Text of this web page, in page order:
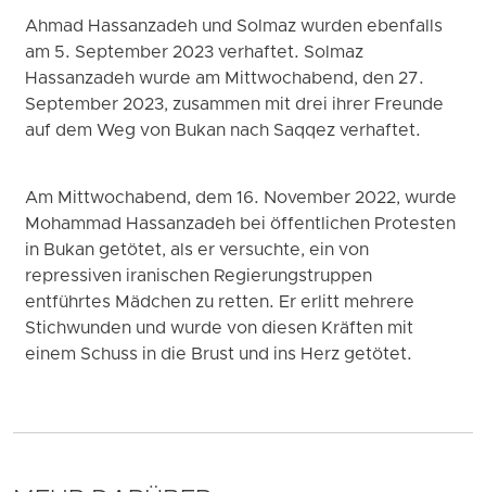
Ahmad Hassanzadeh und Solmaz wurden ebenfalls
am 5. September 2023 verhaftet. Solmaz
Hassanzadeh wurde am Mittwochabend, den 27.
September 2023, zusammen mit drei ihrer Freunde
auf dem Weg von Bukan nach Saqqez verhaftet.
Am Mittwochabend, dem 16. November 2022, wurde
Mohammad Hassanzadeh bei öffentlichen Protesten
in Bukan getötet, als er versuchte, ein von
repressiven iranischen Regierungstruppen
entführtes Mädchen zu retten. Er erlitt mehrere
Stichwunden und wurde von diesen Kräften mit
einem Schuss in die Brust und ins Herz getötet.